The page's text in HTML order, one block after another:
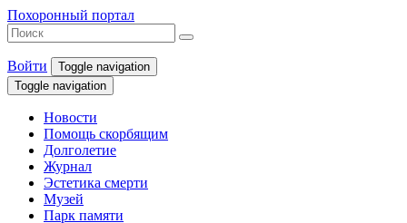
Похоронный портал
Войти
Toggle navigation
Toggle navigation
Новости
Помощь скорбящим
Долголетие
Журнал
Эстетика смерти
Музей
Парк памяти